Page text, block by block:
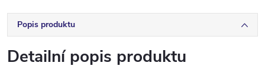
Popis produktu
Detailní popis produktu